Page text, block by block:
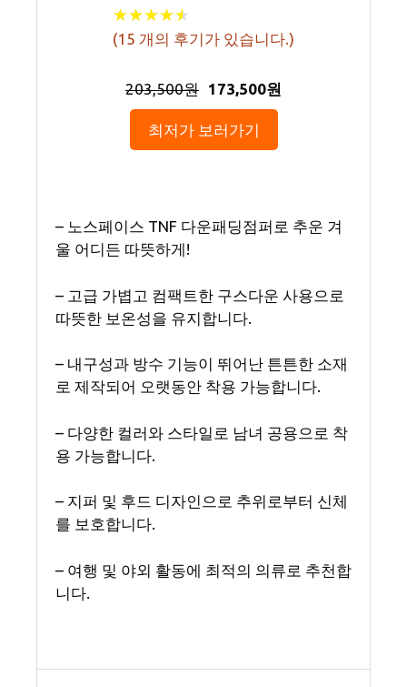
★★★★★
★★★★★
(15 개의 후기가 있습니다.)
203,500원 173,500원
최저가 보러가기
– 노스페이스 TNF 다운패딩점퍼로 추운 겨
울 어디든 따뜻하게!
– 고급 가볍고 컴팩트한 구스다운 사용으로
따뜻한 보온성을 유지합니다.
– 내구성과 방수 기능이 뛰어난 튼튼한 소재
로 제작되어 오랫동안 착용 가능합니다.
– 다양한 컬러와 스타일로 남녀 공용으로 착
용 가능합니다.
– 지퍼 및 후드 디자인으로 추위로부터 신체
를 보호합니다.
– 여행 및 야외 활동에 최적의 의류로 추천합
니다.